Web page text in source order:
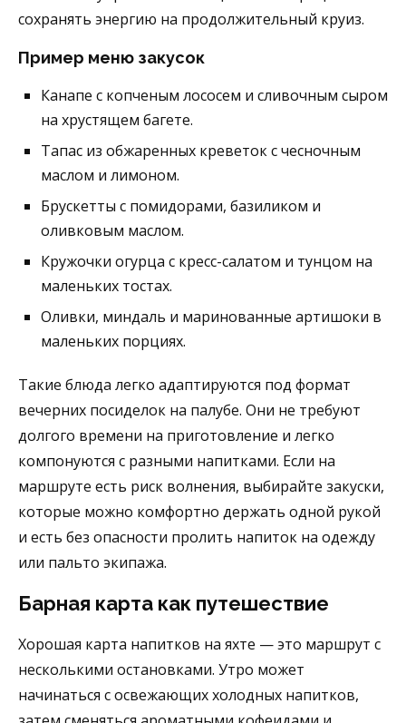
сохранять энергию на продолжительный круиз.
Пример меню закусок
Канапе с копченым лососем и сливочным сыром
на хрустящем багете.
Тапас из обжаренных креветок с чесночным
маслом и лимоном.
Брускетты с помидорами, базиликом и
оливковым маслом.
Кружочки огурца с кресс-салатом и тунцом на
маленьких тостах.
Оливки, миндаль и маринованные артишоки в
маленьких порциях.
Такие блюда легко адаптируются под формат
вечерних посиделок на палубе. Они не требуют
долгого времени на приготовление и легко
компонуются с разными напитками. Если на
маршруте есть риск волнения, выбирайте закуски,
которые можно комфортно держать одной рукой
и есть без опасности пролить напиток на одежду
или пальто экипажа.
Барная карта как путешествие
Хорошая карта напитков на яхте — это маршрут с
несколькими остановками. Утро может
начинаться с освежающих холодных напитков,